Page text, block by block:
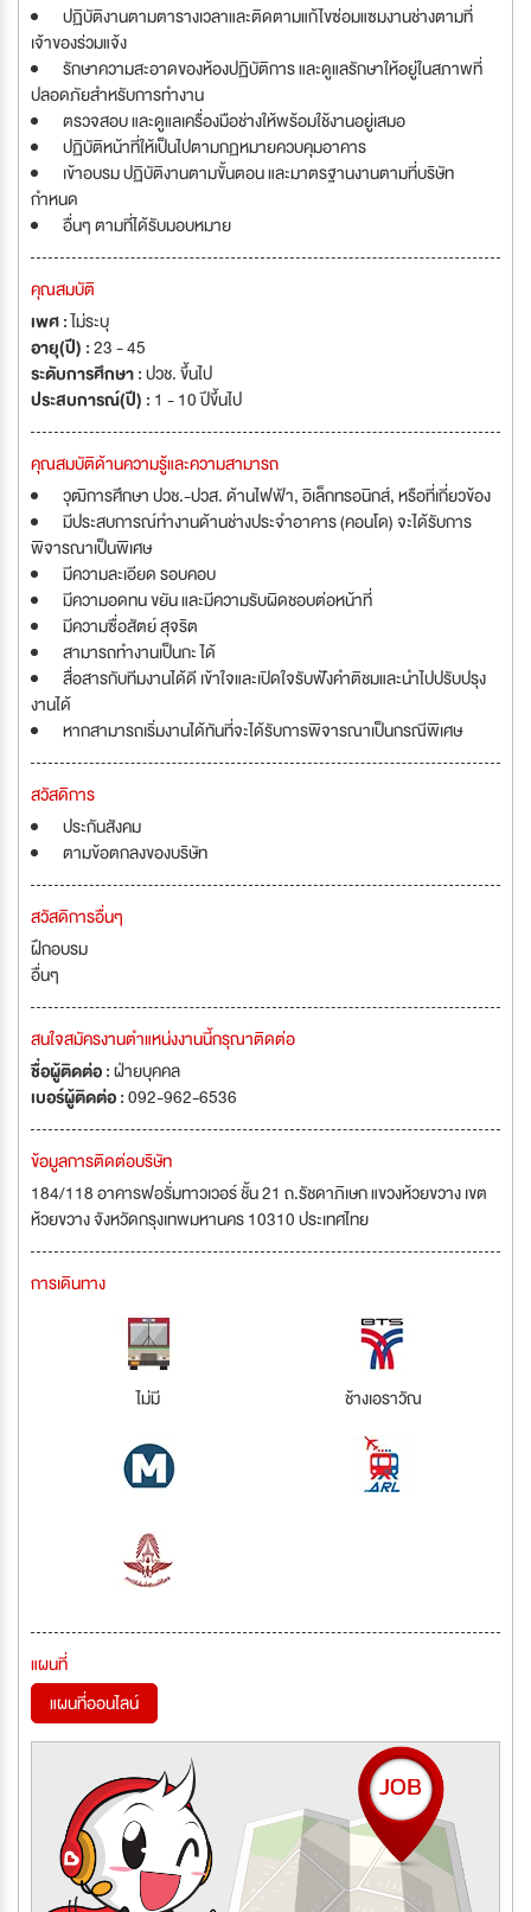
ปฏิบัติงานตามตารางเวลาและติดตามแก้ไขซ่อมแซมงานช่างตามที่
เจ้าของร่วมแจ้ง
รักษาความสะอาดของห้องปฏิบัติการ และดูแลรักษาให้อยู่ในสภาพที่
ปลอดภัยสำหรับการทำงาน
ตรวจสอบ และดูแลเครื่องมือช่างให้พร้อมใช้งานอยู่เสมอ
ปฏิบัติหน้าที่ให้เป็นไปตามกฏหมายควบคุมอาคาร
เข้าอบรม ปฏิบัติงานตามขั้นตอน และมาตรฐานงานตามที่บริษัท
กำหนด
อื่นๆ ตามที่ได้รับมอบหมาย
คุณสมบัติ
เพศ :ไม่ระบุ
อายุ(ปี) :23 - 45
ระดับการศึกษา :ปวช. ขึ้นไป
ประสบการณ์(ปี) : 1 - 10 ปีขึ้นไป
คุณสมบัติด้านความรู้และความสามารถ
วุฒิการศึกษา ปวช.-ปวส. ด้านไฟฟ้า, อิเล็กทรอนิกส์, หรือที่เกี่ยวข้อง
มีประสบการณ์ทำงานด้านช่างประจำอาคาร (คอนโด) จะได้รับการ
พิจารณาเป็นพิเศษ
มีความละเอียด รอบคอบ
มีความอดทน ขยัน และมีความรับผิดชอบต่อหน้าที่
มีความซื่อสัตย์ สุจริต
สามารถทำงานเป็นกะ ได้
สื่อสารกับทีมงานได้ดี เข้าใจและเปิดใจรับฟังคำติชมและนำไปปรับปรุง
งานได้
หากสามารถเริ่มงานได้ทันที่จะได้รับการพิจารณาเป็นกรณีพิเศษ
สวัสดิการ
ประกันสังคม
ตามข้อตกลงของบริษัท
สวัสดิการอื่นๆ
ฝึกอบรม
อื่นๆ
สนใจสมัครงานตำแหน่งงานนี้กรุณาติดต่อ
ชื่อผู้ติดต่อ :ฝ่ายบุคคล
เบอร์ผู้ติดต่อ :092-962-6536
ข้อมูลการติดต่อบริษัท
184/118 อาคารฟอรั่มทาวเวอร์ ชั้น 21 ถ.รัชดาภิเษก แขวงห้วยขวาง เขต
ห้วยขวาง จังหวัดกรุงเทพมหานคร 10310 ประเทศไทย
การเดินทาง
ไม่มี ช้างเอราวัณ
แผนที่
แผนที่ออนไลน์